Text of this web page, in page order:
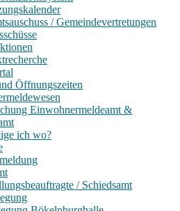
/ Gemeindevertretungen
Öffnungszeiten
Einwohnermeldeamt &
ich wo?
/ Schiedsamt